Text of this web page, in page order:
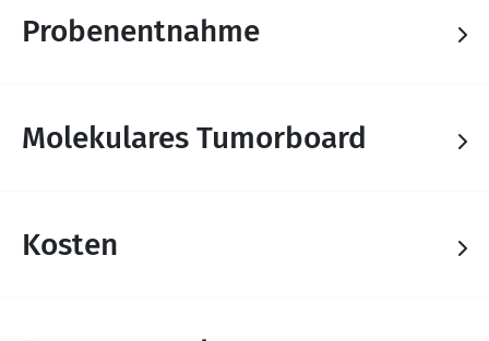
Probenentnahme
Molekulares Tumorboard
Kosten